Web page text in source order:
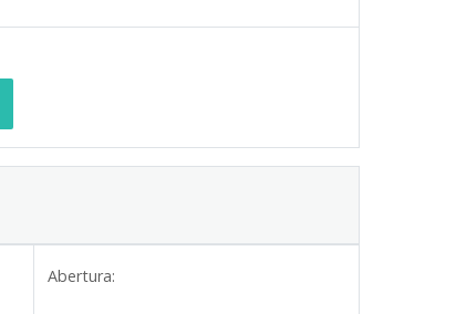
Abertura: